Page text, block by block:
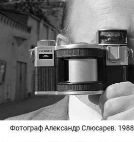
Фотограф Александр Слюсарев. 1988